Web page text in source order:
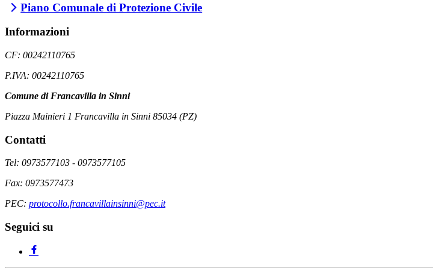
Piano Comunale di Protezione Civile
Informazioni
CF: 00242110765
P.IVA: 00242110765
Comune di Francavilla in Sinni
Piazza Mainieri 1 Francavilla in Sinni 85034 (PZ)
Contatti
Tel: 0973577103 - 0973577105
Fax: 0973577473
PEC: protocollo.francavillainsinni@pec.it
Seguici su